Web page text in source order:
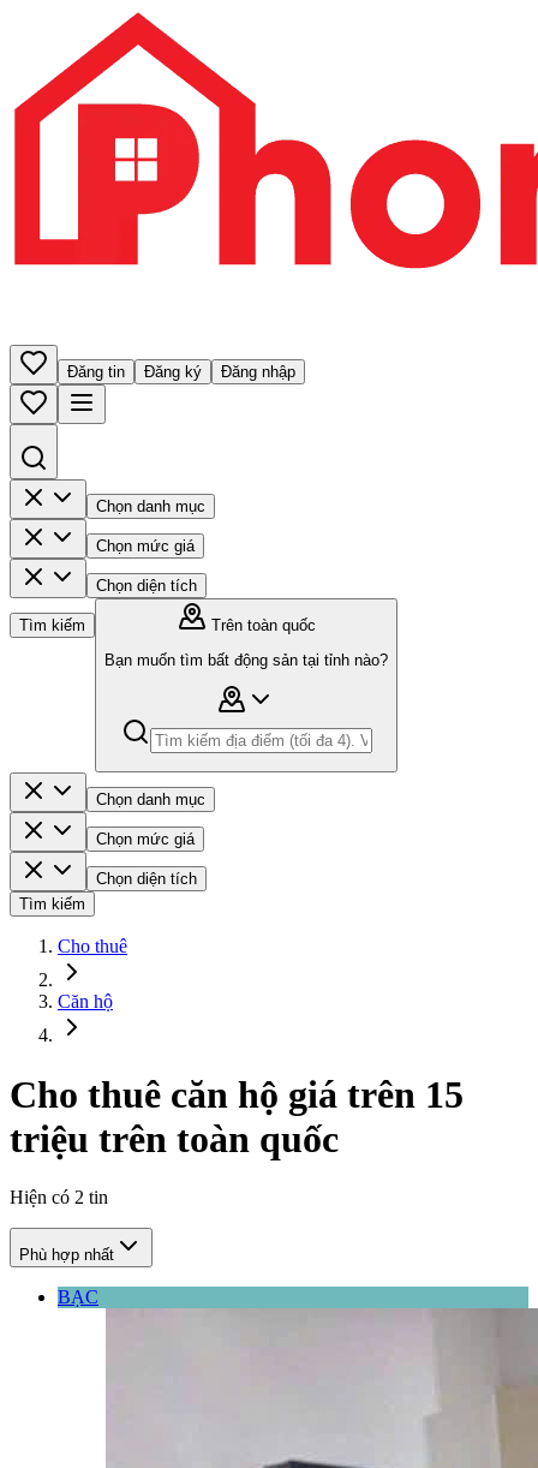
Đăng tin Đăng ký Đăng nhập
Chọn danh mục
Chọn mức giá
Chọn diện tích
Tìm kiếm
Trên toàn quốc
Bạn muốn tìm bất động sản tại tỉnh nào?
Chọn danh mục
Chọn mức giá
Chọn diện tích
Tìm kiếm
Cho thuê
Căn hộ
Cho thuê căn hộ giá trên 15
triệu trên toàn quốc
Hiện có 2 tin
Phù hợp nhất
BẠC